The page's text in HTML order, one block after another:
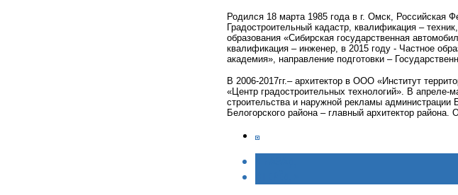
Родился 18 марта 1985 года в г. Омск, Российская
Градостроительный кадастр, квалификация –
образования «Сибирская государственная
квалификация – инженер, в 2015 году - Частное
академия», направление подготовки –
В 2006-2017гг.– архитектор в ООО «Институт
«Центр градостроительных технологий».
В апреле-
строительства и наружной рекламы администрации
Белогорского района – главный архитектор